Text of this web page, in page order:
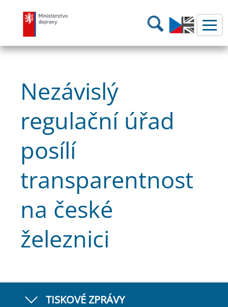
Ministerstvo dopravy Hledání
Nezávislý
regulační úřad
posílí
transparentnost
na české
železnici
TISKOVÉ ZPRÁVY